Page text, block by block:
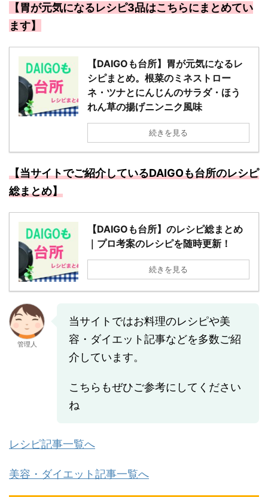
【胃が元気になるレシピ3品はこちらにまとめてい
ます】
【DAIGOも台所】胃が元気になるレ
シピまとめ。根菜のミネストロー
ネ・ツナとにんじんのサラダ・ほう
れん草の揚げニンニク風味
続きを見る
【当サイトでご紹介しているDAIGOも台所のレシピ
総まとめ】
【DAIGOも台所】のレシピ総まとめ
｜プロ考案のレシピを随時更新！
続きを見る
管理人
当サイトではお料理のレシピや美
容・ダイエット記事などを多数ご紹
介しています。
こちらもぜひご参考にしてください
ね
レシピ記事一覧へ
美容・ダイエット記事一覧へ